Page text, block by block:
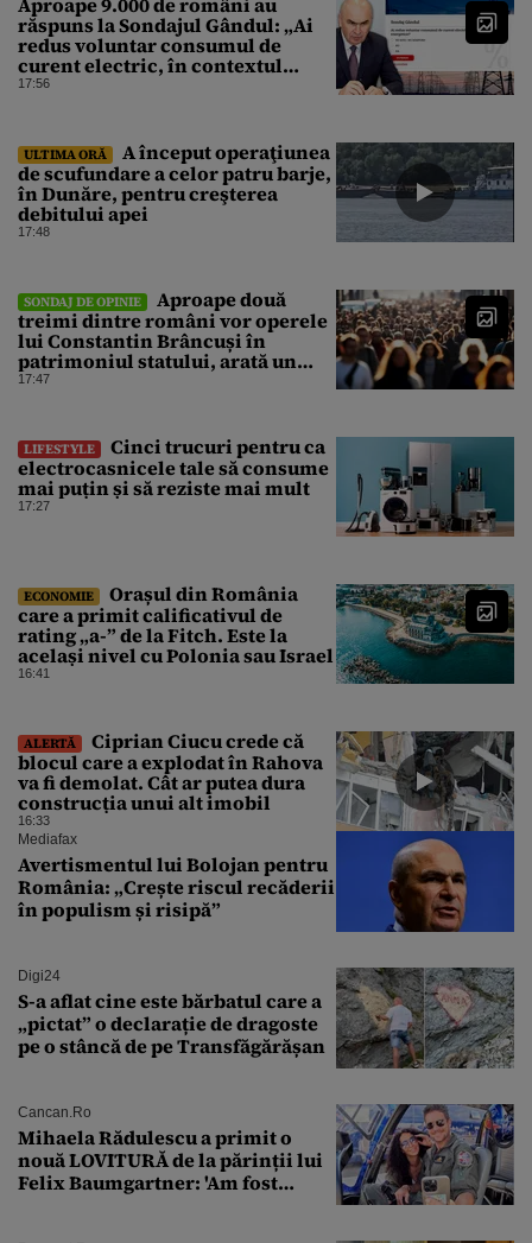
răspuns la Sondajul Gândul: „Ai
redus voluntar consumul de
curent electric, în contextul
crizei energetice?” Rezultatul a
17:56
ULTIMA ORĂ
A început operaţiunea
de scufundare a celor patru barje,
în Dunăre, pentru creşterea
debitului apei
17:48
SONDAJ DE OPINIE
Aproape două
treimi dintre români vor operele
lui Constantin Brâncuși în
patrimoniul statului, arată un
sondaj
17:47
LIFESTYLE
Cinci trucuri pentru ca
electrocasnicele tale să consume
mai puțin și să reziste mai mult
17:27
ECONOMIE
Orașul din România
care a primit calificativul de
rating „a-” de la Fitch. Este la
același nivel cu Polonia sau Israel
16:41
ALERTĂ
Ciprian Ciucu crede că
blocul care a explodat în Rahova
va fi demolat. Cât ar putea dura
construcția unui alt imobil
16:33
Mediafax
Avertismentul lui Bolojan pentru
România: „Crește riscul recăderii
în populism și risipă”
Digi24
S-a aflat cine este bărbatul care a
„pictat” o declarație de dragoste
pe o stâncă de pe Transfăgărășan
Cancan.ro
Mihaela Rădulescu a primit o
nouă LOVITURĂ de la părinții lui
Felix Baumgartner: 'Am fost